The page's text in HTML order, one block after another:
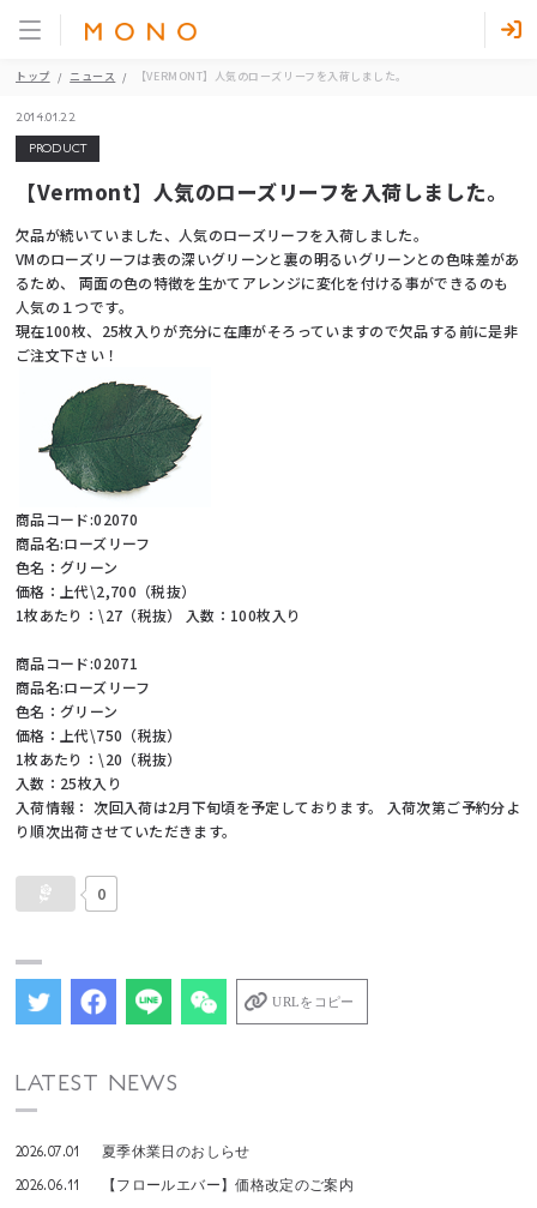
トップ ニュース 【VERMONT】人気のローズリーフを入荷しました。
2014.01.22
PRODUCT
【Vermont】人気のローズリーフを入荷しました。
欠品が続いていました、人気のローズリーフを入荷しました。
VMのローズリーフは表の深いグリーンと裏の明るいグリーンとの色味差があ
るため、 両面の色の特徴を生かてアレンジに変化を付ける事ができるのも
人気の１つです。
現在100枚、25枚入りが充分に在庫がそろっていますので欠品する前に是非
ご注文下さい！
商品コード:02070
商品名:ローズリーフ
色名：グリーン
価格：上代\2,700（税抜）
1枚あたり：\27（税抜） 入数：100枚入り
商品コード:02071
商品名:ローズリーフ
色名：グリーン
価格：上代\750（税抜）
1枚あたり：\20（税抜）
入数：25枚入り
入荷情報： 次回入荷は2月下旬頃を予定しております。 入荷次第ご予約分よ
り順次出荷させていただきます。
0
URLをコピー
LATEST NEWS
2026.07.01 夏季休業日のおしらせ
2026.06.11 【フロールエバー】価格改定のご案内